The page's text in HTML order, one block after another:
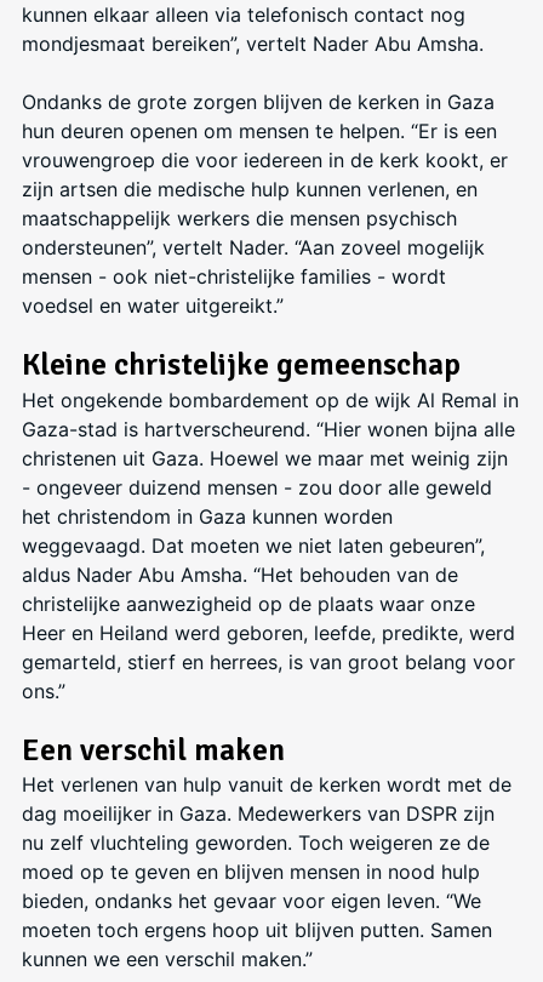
kunnen elkaar alleen via telefonisch contact nog
mondjesmaat bereiken”, vertelt Nader Abu Amsha.
Ondanks de grote zorgen blijven de kerken in Gaza
hun deuren openen om mensen te helpen. “Er is een
vrouwengroep die voor iedereen in de kerk kookt, er
zijn artsen die medische hulp kunnen verlenen, en
maatschappelijk werkers die mensen psychisch
ondersteunen”, vertelt Nader. “Aan zoveel mogelijk
mensen - ook niet-christelijke families - wordt
voedsel en water uitgereikt.”
Kleine christelijke gemeenschap
Het ongekende bombardement op de wijk Al Remal in
Gaza-stad is hartverscheurend. “Hier wonen bijna alle
christenen uit Gaza. Hoewel we maar met weinig zijn
- ongeveer duizend mensen - zou door alle geweld
het christendom in Gaza kunnen worden
weggevaagd. Dat moeten we niet laten gebeuren”,
aldus Nader Abu Amsha. “Het behouden van de
christelijke aanwezigheid op de plaats waar onze
Heer en Heiland werd geboren, leefde, predikte, werd
gemarteld, stierf en herrees, is van groot belang voor
ons.”
Een verschil maken
Het verlenen van hulp vanuit de kerken wordt met de
dag moeilijker in Gaza. Medewerkers van DSPR zijn
nu zelf vluchteling geworden. Toch weigeren ze de
moed op te geven en blijven mensen in nood hulp
bieden, ondanks het gevaar voor eigen leven. “We
moeten toch ergens hoop uit blijven putten. Samen
kunnen we een verschil maken.”